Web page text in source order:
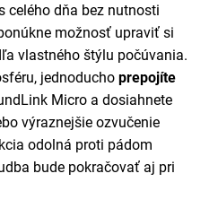
celého dňa bez nutnosti
možnosť upraviť si
vlastného štýlu počúvania.
jednoducho prepojíte
Micro a dosiahnete
výraznejšie ozvučenie
odolná proti pádom
bude pokračovať aj pri